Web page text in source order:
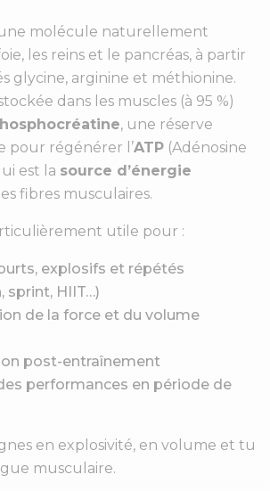
molécule naturellement
les reins et le pancréas, à partir
glycine, arginine et méthionine.
dans les muscles (à 95 %)
, une réserve
pour régénérer l’ATP (Adénosine
est la source d’énergie
fibres musculaires.
utile pour :
explosifs et répétés
sprint, HIIT…)
de la force et du volume
post-entraînement
performances en période de
en explosivité, en volume et tu
musculaire.